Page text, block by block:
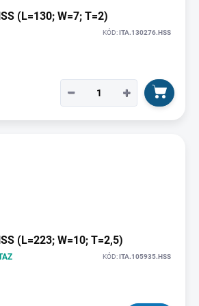
(L=130; W=7; T=2)
KÓD:ITA.130276.HSS
+
−
(L=223; W=10; T=2,5)
KÓD:ITA.105935.HSS